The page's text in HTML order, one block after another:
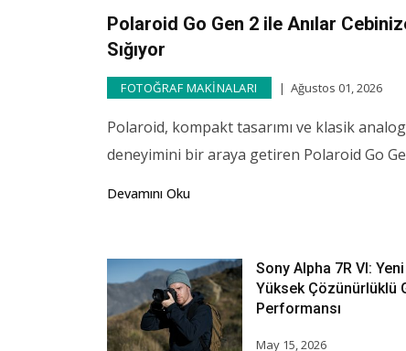
Polaroid Go Gen 2 ile Anılar
Sığıyor
FOTOĞRAF MAKINALARI Ağustos 01, 2026
Polaroid, kompakt tasarımı ve klasik
deneyimini bir araya getiren Polaroid Go
Devamını Oku
Sony Alpha 7R VI:
Yüksek Çözünürlüklü
Performansı
May 15, 2026